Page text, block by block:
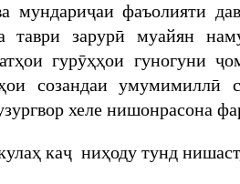
мундариҷаи фаъолияти
таври зарурӣ муайян
гурӯҳҳои гуногуни
созандаи умумимиллӣ
хеле нишонрасона
каҷ ниҳоду тунд